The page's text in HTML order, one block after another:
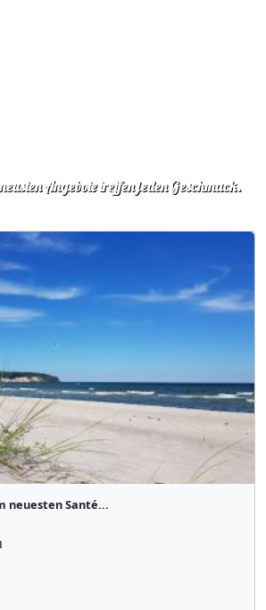
Angebote treffen jeden Geschmack.
neuesten Santé...